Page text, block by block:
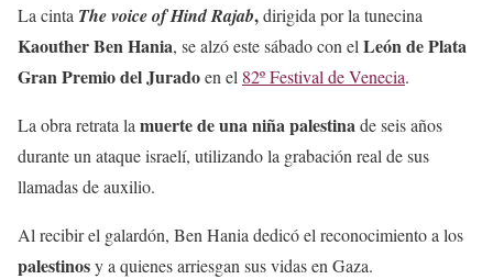
La cinta The voice of Hind Rajab,dirigida por la tunecina
Kaouther Ben Hania, se alzó este sábado con el León de Plata
Gran Premio del Juradoen el 82º Festival de Venecia.
La obra retrata la muerte de una niña palestinade seis años
durante un ataque israelí, utilizando la grabación real de sus
llamadas de auxilio.
Al recibir el galardón, Ben Hania dedicó el reconocimiento a los
palestinosy a quienes arriesgan sus vidas en Gaza.